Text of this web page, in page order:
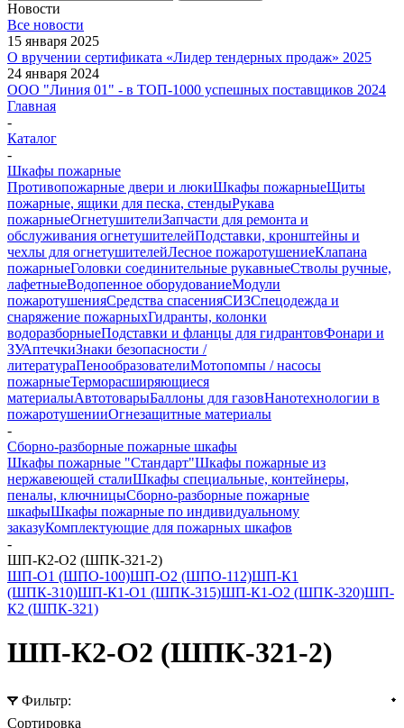
Новости
Все новости
15 января 2025
О вручении сертификата «Лидер тендерных продаж» 2025
24 января 2024
ООО "Линия 01" - в ТОП-1000 успешных поставщиков 2024
Главная
-
Каталог
-
Шкафы пожарные
Противопожарные двери и люкиШкафы пожарныеЩиты
пожарные, ящики для песка, стендыРукава
пожарныеОгнетушителиЗапчасти для ремонта и
обслуживания огнетушителейПодставки, кронштейны и
чехлы для огнетушителейЛесное пожаротушениеКлапана
пожарныеГоловки соединительные рукавныеСтволы ручные,
лафетныеВодопенное оборудованиеМодули
пожаротушенияСредства спасенияСИЗСпецодежда и
снаряжение пожарныхГидранты, колонки
водоразборныеПодставки и фланцы для гидрантовФонари и
ЗУАптечкиЗнаки безопасности /
литератураПенообразователиМотопомпы / насосы
пожарныеТерморасширяющиеся
материалыАвтотоварыБаллоны для газовНанотехнологии в
пожаротушенииОгнезащитные материалы
-
Сборно-разборные пожарные шкафы
Шкафы пожарные "Стандарт"Шкафы пожарные из
нержавеющей сталиШкафы специальные, контейнеры,
пеналы, ключницыСборно-разборные пожарные
шкафыШкафы пожарные по индивидуальному
заказуКомплектующие для пожарных шкафов
-
ШП-К2-О2 (ШПК-321-2)
ШП-О1 (ШПО-100)ШП-О2 (ШПО-112)ШП-К1
(ШПК-310)ШП-К1-О1 (ШПК-315)ШП-К1-О2 (ШПК-320)ШП-
К2 (ШПК-321)
ШП-К2-О2 (ШПК-321-2)
Фильтр:
Сортировка